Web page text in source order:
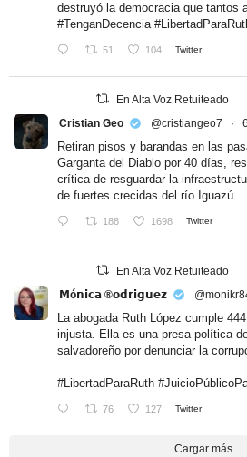
destruyó la democracia que tantos
#TenganDecencia
51 104 Twitter
En Alta Voz Retuiteado
Cristian Geo
@cristiangeo7 ·
Retiran pisos y barandas en las
Garganta del Diablo por 40 días,
crítica de resguardar la
de fuertes crecidas del río Iguazú.
188 1698 Twitter
En Alta Voz Retuiteado
𝗠ó𝗻𝗶𝗰𝗮 ®𝗼𝗱𝗿𝗶𝗴𝘂𝗲𝘇
La abogada Ruth López cumple
injusta. Ella es una presa política
salvadoreño por denunciar la
#LibertadParaRuth
76 127 Twitter
Cargar más